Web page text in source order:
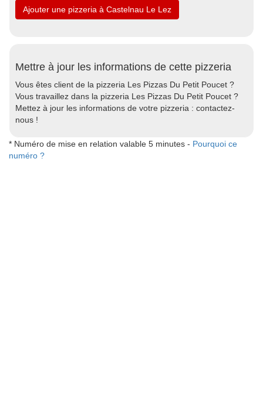
Ajouter une pizzeria à Castelnau Le Lez
Mettre à jour les informations de cette pizzeria
Vous êtes client de la pizzeria Les Pizzas Du Petit Poucet ?
Vous travaillez dans la pizzeria Les Pizzas Du Petit Poucet ?
Mettez à jour les informations de votre pizzeria : contactez-
nous !
* Numéro de mise en relation valable 5 minutes - Pourquoi ce
numéro ?